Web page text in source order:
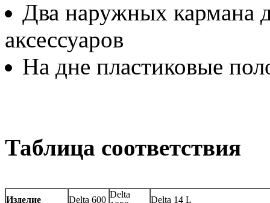
Два наружных кармана
аксессуаров
На дне пластиковые
Таблица соответствия
Изделие Delta 600
Delta
Delta 14 L